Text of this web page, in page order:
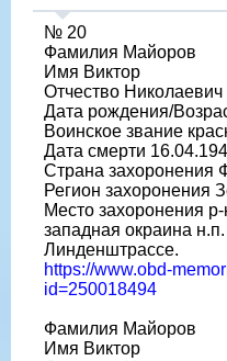
№ 20
Фамилия Майоров
Имя Виктор
Отчество Николаевич
Дата рождения/
Воинское звание
Дата смерти
Страна захоронения
Регион захоронения
Место захоронения
западная окраина
Линденштрассе.
https://www.obd-
id=250018494
Фамилия Майоров
Имя Виктор